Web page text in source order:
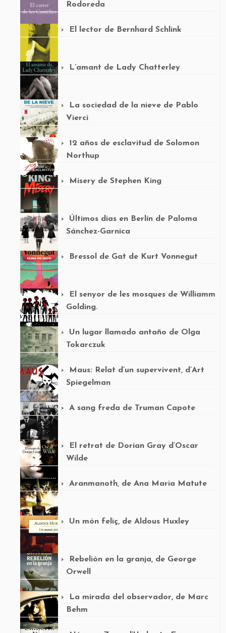
Rodoreda
El lector de Bernhard Schlink
L’amant de Lady Chatterley
La sociedad de la nieve de Pablo
Vierci
12 años de esclavitud de Solomon
Northup
Misery de Stephen King
Últimos días en Berlín de Paloma
Sánchez-Garnica
Bressol de Gat de Kurt Vonnegut
El senyor de les mosques de Williamm
Golding.
Un lugar llamado antaño de Olga
Tokarczuk
Maus: Relat d’un supervivent, d’Art
Spiegelman
A sang freda de Truman Capote
El retrat de Dorian Gray d’Oscar
Wilde
Aranmanoth, de Ana Maria Matute
Un món feliç, de Aldous Huxley
Rebelión en la granja, de George
Orwell
La mirada del observador, de Marc
Behm